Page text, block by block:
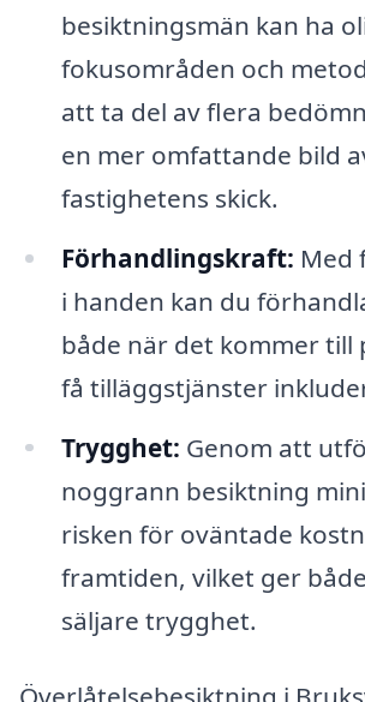
besiktningsmän kan ha
fokusområden och
att ta del av flera
en mer omfattande bild
fastighetens skick.
Förhandlingskraft: Med
i handen kan du
både när det kommer till
få tilläggstjänster
Trygghet: Genom att
noggrann besiktning
risken för oväntade
framtiden, vilket ger
säljare trygghet.